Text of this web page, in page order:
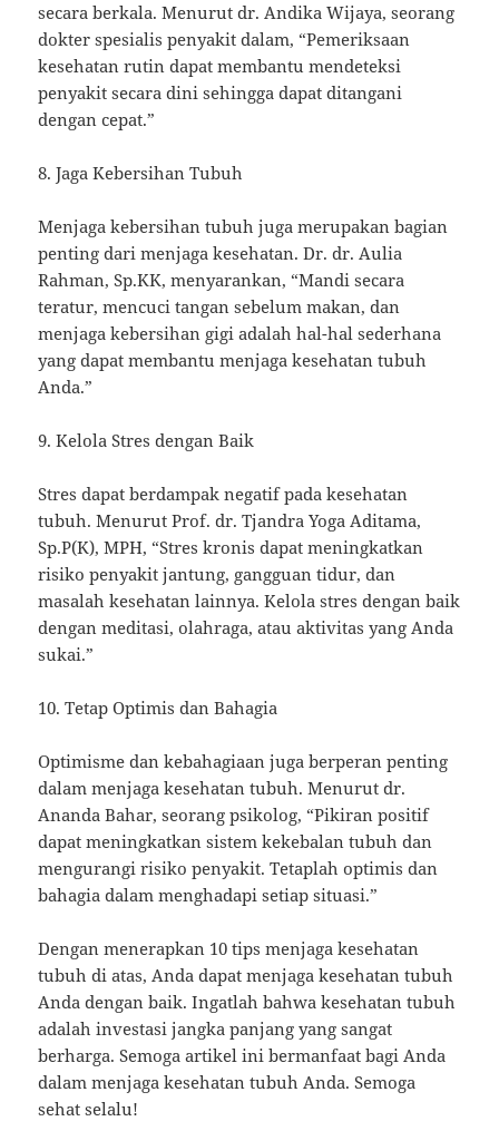
secara berkala. Menurut dr. Andika Wijaya, seorang
dokter spesialis penyakit dalam, “Pemeriksaan
kesehatan rutin dapat membantu mendeteksi
penyakit secara dini sehingga dapat ditangani
dengan cepat.”
8. Jaga Kebersihan Tubuh
Menjaga kebersihan tubuh juga merupakan bagian
penting dari menjaga kesehatan. Dr. dr. Aulia
Rahman, Sp.KK, menyarankan, “Mandi secara
teratur, mencuci tangan sebelum makan, dan
menjaga kebersihan gigi adalah hal-hal sederhana
yang dapat membantu menjaga kesehatan tubuh
Anda.”
9. Kelola Stres dengan Baik
Stres dapat berdampak negatif pada kesehatan
tubuh. Menurut Prof. dr. Tjandra Yoga Aditama,
Sp.P(K), MPH, “Stres kronis dapat meningkatkan
risiko penyakit jantung, gangguan tidur, dan
masalah kesehatan lainnya. Kelola stres dengan baik
dengan meditasi, olahraga, atau aktivitas yang Anda
sukai.”
10. Tetap Optimis dan Bahagia
Optimisme dan kebahagiaan juga berperan penting
dalam menjaga kesehatan tubuh. Menurut dr.
Ananda Bahar, seorang psikolog, “Pikiran positif
dapat meningkatkan sistem kekebalan tubuh dan
mengurangi risiko penyakit. Tetaplah optimis dan
bahagia dalam menghadapi setiap situasi.”
Dengan menerapkan 10 tips menjaga kesehatan
tubuh di atas, Anda dapat menjaga kesehatan tubuh
Anda dengan baik. Ingatlah bahwa kesehatan tubuh
adalah investasi jangka panjang yang sangat
berharga. Semoga artikel ini bermanfaat bagi Anda
dalam menjaga kesehatan tubuh Anda. Semoga
sehat selalu!